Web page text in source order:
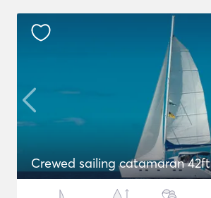
Crewed sailing catamaran 42ft